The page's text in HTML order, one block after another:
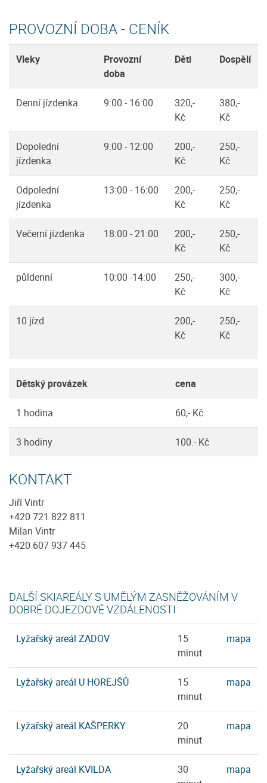
PROVOZNÍ DOBA - CENÍK
Vleky
Provozní
doba
Děti Dospělí
Denní jízdenka 9:00 - 16:00
320,-
Kč
380,-
Kč
Dopolední
jízdenka
9:00 - 12:00
200,-
Kč
250,-
Kč
Odpolední
jízdenka
13:00 - 16:00
200,-
Kč
250,-
Kč
Večerní jízdenka 18:00 - 21:00
200,-
Kč
250,-
Kč
půldenní 10:00 -14:00
250,-
Kč
300,-
Kč
10 jízd
200,-
Kč
250,-
Kč
Dětský provázek cena
1 hodina 60,- Kč
3 hodiny 100.- Kč
KONTAKT
Jiří Vintr
+420 721 822 811
Milan Vintr
+420 607 937 445
DALŠÍ SKIAREÁLY S UMĚLÝM ZASNĚŽOVÁNÍM V
DOBRÉ DOJEZDOVÉ VZDÁLENOSTI
Lyžařský areál ZADOV
15
minut
mapa
Lyžařský areál U HOREJŠŮ
15
minut
mapa
Lyžařský areál KAŠPERKY
20
minut
mapa
Lyžařský areál KVILDA
30
mapa